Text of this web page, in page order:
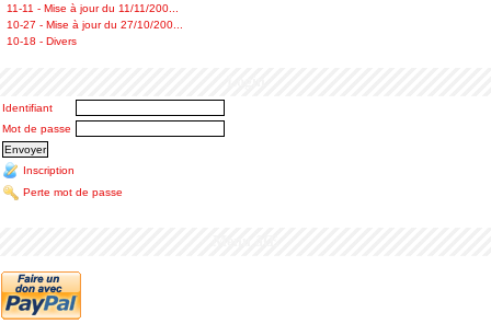
11-11 - Mise à jour du 11/11/200...
10-27 - Mise à jour du 27/10/200...
10-18 - Divers
Identifiant
Mot de passe
Inscription
Perte mot de passe